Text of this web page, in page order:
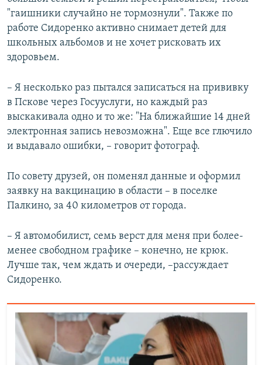
"гаишники случайно не тормознули". Также по
работе Сидоренко активно снимает детей для
школьных альбомов и не хочет рисковать их
здоровьем.
– Я несколько раз пытался записаться на прививку
в Пскове через Госууслуги, но каждый раз
выскакивала одно и то же: "На ближайшие 14 дней
электронная запись невозможна". Еще все глючило
и выдавало ошибки, – говорит фотограф.
По совету друзей, он поменял данные и оформил
заявку на вакцинацию в области – в поселке
Палкино, за 40 километров от города.
– Я автомобилист, семь верст для меня при более-
менее свободном графике – конечно, не крюк.
Лучше так, чем ждать и очереди, –рассуждает
Сидоренко.